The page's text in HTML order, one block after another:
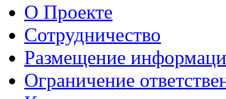
О Проекте
Сотрудничество
Размещение
Ограничение